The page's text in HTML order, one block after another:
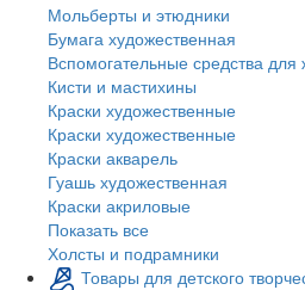
Мольберты и этюдники
Бумага художественная
Вспомогательные средства для
Кисти и мастихины
Краски художественные
Краски художественные
Краски акварель
Гуашь художественная
Краски акриловые
Показать все
Холсты и подрамники
Товары для детского